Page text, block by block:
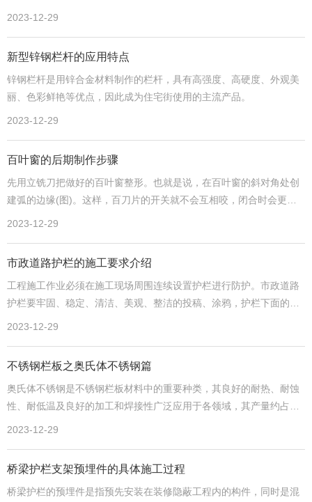
2023-12-29
新型锌钢栏杆的应用特点
锌钢栏杆是用锌合金材料制作的栏杆，具有高强度、高硬度、外观美
丽、色彩鲜艳等优点，因此成为住宅街使用的主流产品。
2023-12-29
百叶窗的后期制作步骤
先用立铣刀把做好的百叶窗整形。也就是说，在百叶窗的斜对角处创
建弧的边缘(图)。这样，百刀片的开关就不会互相咬，闭合时会更牢
2023-12-29
市政道路护栏的施工要求介绍
工程施工作业必须在施工现场周围连续设置护栏进行防护。市政道路
护栏要牢固、稳定、清洁、美观、整洁的投稿、涂鸦，护栏下面的脚
2023-12-29
不锈钢栏板之奥氏体不锈钢篇
奥氏体不锈钢是不锈钢栏板材料中的重要种类，其良好的耐热、耐蚀
性、耐低温及良好的加工和焊接性广泛应用于各领域，其产量约占不
2023-12-29
桥梁护栏支架预埋件的具体施工过程
桥梁护栏的预埋件是指预先安装在装修隐蔽工程内的构件，同时是混